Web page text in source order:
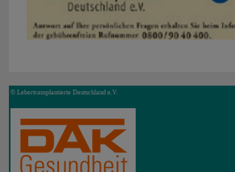
© Lebertransplantierte Deutschland e.V.